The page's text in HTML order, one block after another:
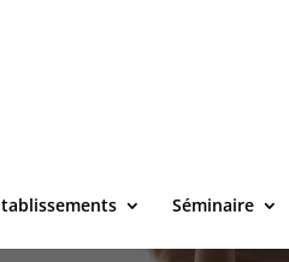
Séminaire